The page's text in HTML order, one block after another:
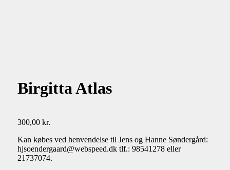
Birgitta Atlas
300,00 kr.
Kan købes ved henvendelse til Jens og Hanne Søndergård:
hjsoendergaard@webspeed.dk tlf.: 98541278 eller
21737074.